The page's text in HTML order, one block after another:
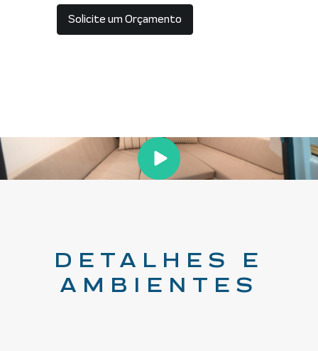
Solicite um Orçamento
DETALHES E
AMBIENTES